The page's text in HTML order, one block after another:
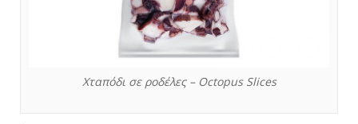
Χταπόδι σε ροδέλες – Octopus Slices